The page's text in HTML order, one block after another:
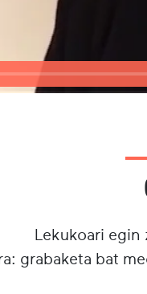
Lekukoari egin
grabaketa bat